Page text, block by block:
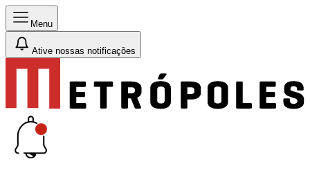
Menu
Ative nossas notificações